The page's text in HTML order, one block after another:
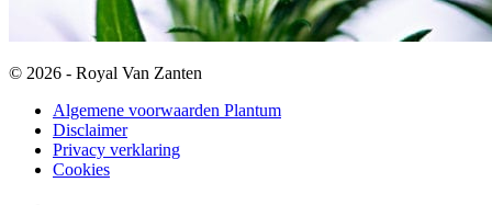
© 2026 - Royal Van Zanten
Algemene voorwaarden Plantum
Disclaimer
Privacy verklaring
Cookies